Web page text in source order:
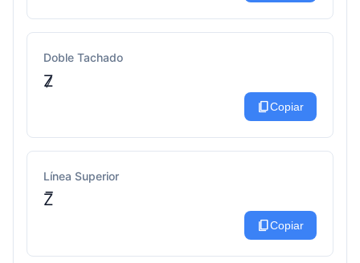
Doble Tachado
Z̷
content_copyCopiar
Línea Superior
Z̅
content_copyCopiar